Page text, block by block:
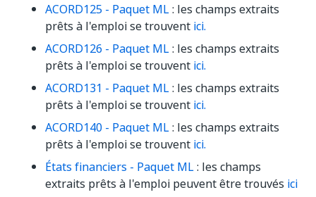
ACORD125 - Paquet ML: les champs extraits
prêts à l'emploi se trouvent ici.
ACORD126 - Paquet ML: les champs extraits
prêts à l'emploi se trouvent ici.
ACORD131 - Paquet ML: les champs extraits
prêts à l'emploi se trouvent ici.
ACORD140 - Paquet ML: les champs extraits
prêts à l'emploi se trouvent ici.
États financiers - Paquet ML: les champs
extraits prêts à l'emploi peuvent être trouvés ici